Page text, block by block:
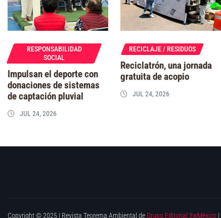
RESPONSABILIDAD
SOCIAL
Impulsan el deporte con
donaciones de sistemas
de captación pluvial
JUL 24, 2026
RECICLAJE / RESIDUOS
Reciclatrón, una jornada
gratuita de acopio
JUL 24, 2026
Copyright © 2025 | Revista Teorema Ambiental de Grupo Editorial 3wMéxico |